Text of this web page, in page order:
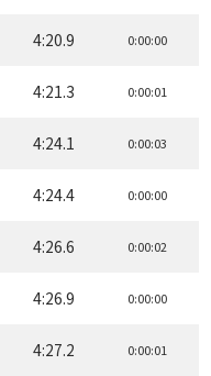
4:20.9 0:00:00
4:21.3 0:00:01
4:24.1 0:00:03
4:24.4 0:00:00
4:26.6 0:00:02
4:26.9 0:00:00
4:27.2 0:00:01